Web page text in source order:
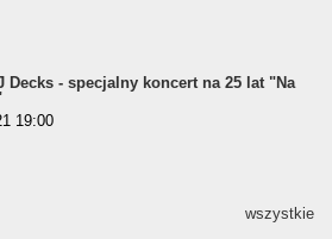
Decks - specjalny koncert na 25 lat "Na
19:00
wszystkie